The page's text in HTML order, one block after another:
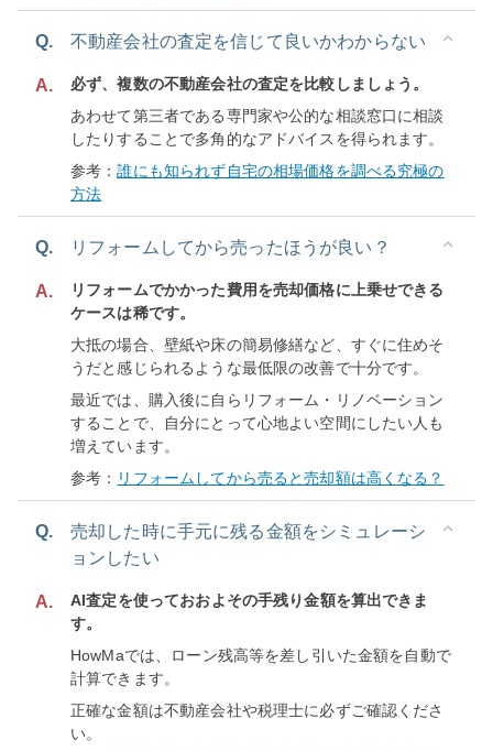
Q. 不動産会社の査定を信じて良いかわからない
A.
必ず、複数の不動産会社の査定を比較しましょう。
あわせて第三者である専門家や公的な相談窓口に相談
したりすることで多角的なアドバイスを得られます。
参考：誰にも知られず自宅の相場価格を調べる究極の
方法
Q. リフォームしてから売ったほうが良い？
A.
リフォームでかかった費用を売却価格に上乗せできる
ケースは稀です。
大抵の場合、壁紙や床の簡易修繕など、すぐに住めそ
うだと感じられるような最低限の改善で十分です。
最近では、購入後に自らリフォーム・リノベーション
することで、自分にとって心地よい空間にしたい人も
増えています。
参考： リフォームしてから売ると売却額は高くなる？
Q.
売却した時に手元に残る金額をシミュレーシ
ョンしたい
A.
AI査定を使っておおよその手残り金額を算出できま
す。
HowMaでは、ローン残高等を差し引いた金額を自動で
計算できます。
正確な金額は不動産会社や税理士に必ずご確認くださ
い。